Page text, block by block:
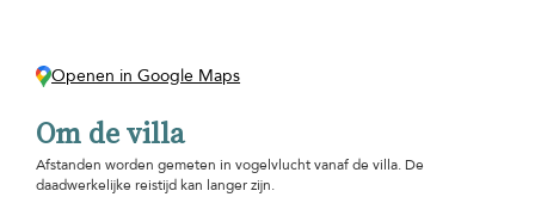
Openen in Google Maps
Om de villa
Afstanden worden gemeten in vogelvlucht vanaf de villa. De
daadwerkelijke reistijd kan langer zijn.